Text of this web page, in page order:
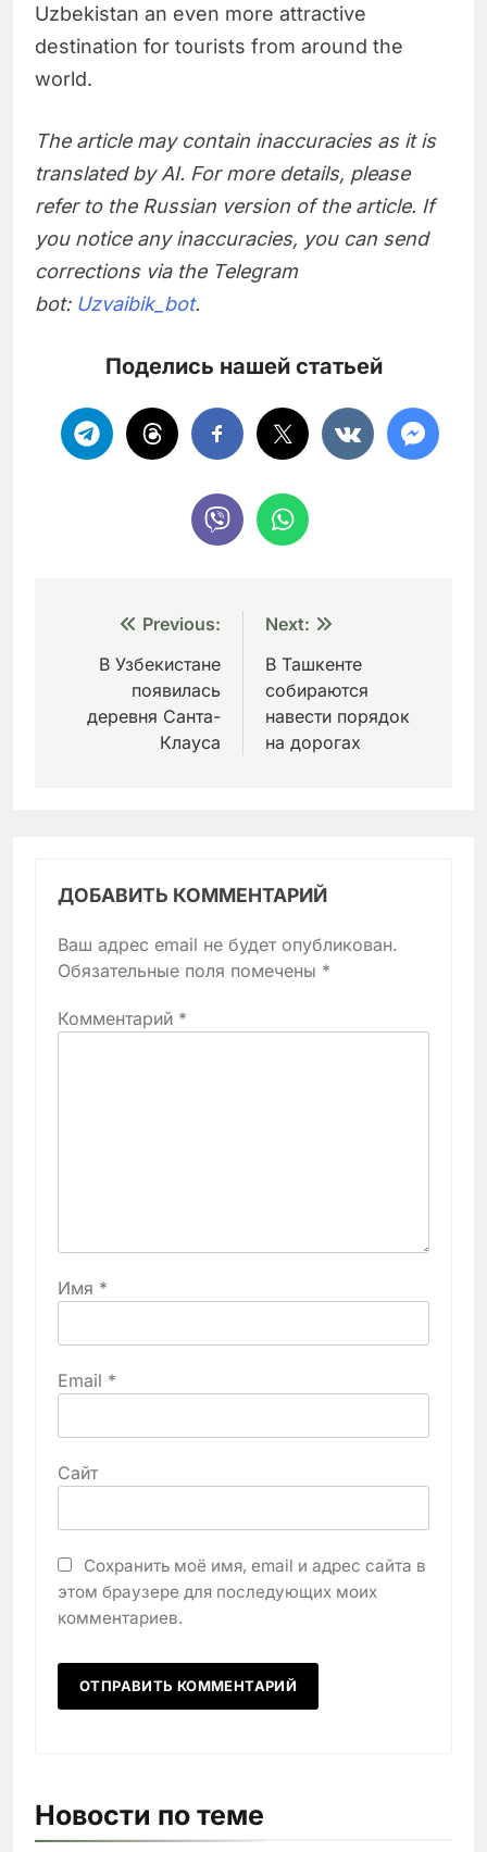
Uzbekistan an even more attractive
destination for tourists from around the
world.
The article may contain inaccuracies as it is
translated by AI. For more details, please
refer to the Russian version of the article. If
you notice any inaccuracies, you can send
corrections via the Telegram
bot: Uzvaibik_bot.
Поделись нашей статьей
Навигация
записям
Previous:
В Узбекистане
появилась
деревня Санта-
Клауса
Next:
В Ташкенте
собираются
навести порядок
на дорогах
ДОБАВИТЬ КОММЕНТАРИЙ
Ваш адрес email не будет опубликован.
Обязательные поля помечены *
Комментарий *
Имя *
Email *
Сайт
Сохранить моё имя, email и адрес сайта в
этом браузере для последующих моих
комментариев.
Новости по теме